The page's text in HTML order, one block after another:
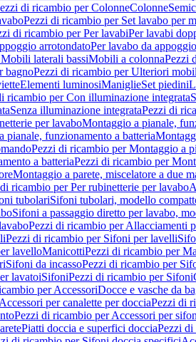
di ricambio per ColonneColonne
Pezzi di ricambio per Set lavabo per
di ricambio per Per lavabiPer lavabi
arrotondatoPer lavabo da
laterali bassiMobili a colonnaPezzi
bagnoPezzi di ricambio per Ulteriori
Elementi luminosiManiglieSet piedini
ricambio per Con illuminazione integrata
Senza illuminazione integrataPezzi di
per lavaboMontaggio a pianale,
funzionamento a batteria
Pezzi di ricambio per Montaggio a
a batteriaPezzi di ricambio per
Montaggio a parete, miscelatore a due
ricambio per Per rubinetterie per lavabo
tubolariSifoni tubolari, modello
Sifoni a passaggio diretto per lavabo,
Pezzi di ricambio per Allacciamenti
Pezzi di ricambio per Sifoni per lavelli
lavelloManicottiPezzi di ricambio per
Sifoni da incassoPezzi di ricambio per
lavatoiSifoniPezzi di ricambio per Sifoni
per AccessoriDocce e vasche da
Accessori per canalette per docciaPezzi di
Pezzi di ricambio per Accessori per
Piatti doccia e superfici docciaPezzi di